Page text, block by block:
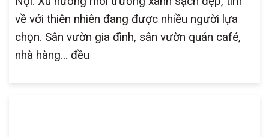
về với thiên nhiên đang được nhiều người lựa
chọn. Sân vườn gia đình, sân vườn quán café,
nhà hàng… đều